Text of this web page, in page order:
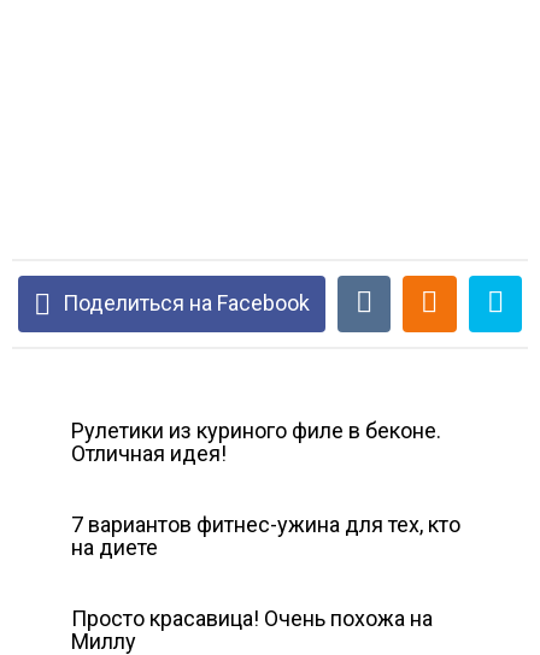
Поделиться на Facebook
Рулетики из куриного филе в беконе.
Отличная идея!
7 вариантов фитнес-ужина для тех, кто
на диете
Просто красавица! Очень похожа на
Миллу